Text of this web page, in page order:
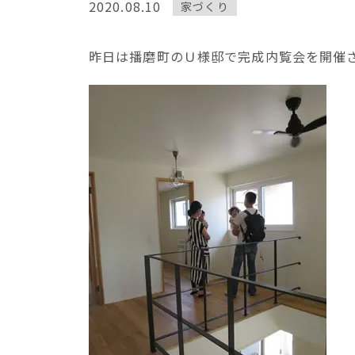
2020.08.10 家づくり
昨日は播磨町のＵ様邸で完成内覧会を開催